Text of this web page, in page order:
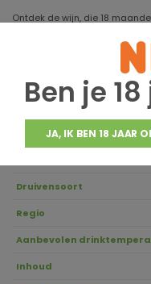
Ben je
JA, IK BEN 18 JAAR
Ontdek de wijn, die 18
wildzwijnmedaillons,
ovengeroosterde groenten.
Jaargang
Druivensoort
Regio
Aanbevolen
Inhoud